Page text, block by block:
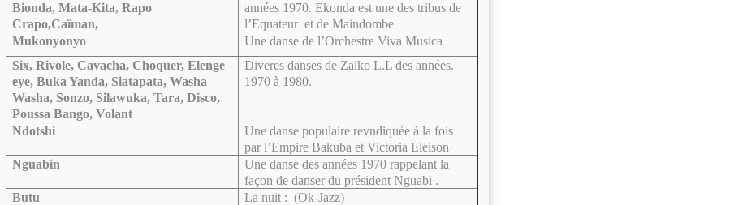
Bionda, Mata-Kita, Rapo
Crapo,Caïman,
années 1970. Ekonda est une des tribus de
l’Equateur et de Maindombe
Mukonyonyo
Une danse de l’Orchestre Viva Musica
Six, Rivole, Cavacha, Choquer, Elenge
eye, Buka Yanda, Siatapata, Washa
Washa, Sonzo, Silawuka, Tara, Disco,
Poussa Bango, Volant
Diveres danses de Zaïko L.L des années.
1970 à 1980.
Ndotshi
Une danse populaire revndiquée à la fois
par l’Empire Bakuba et Victoria Eleison
Nguabin
Une danse des années 1970 rappelant la
façon de danser du président Nguabi .
Butu
La nuit : (Ok-Jazz)